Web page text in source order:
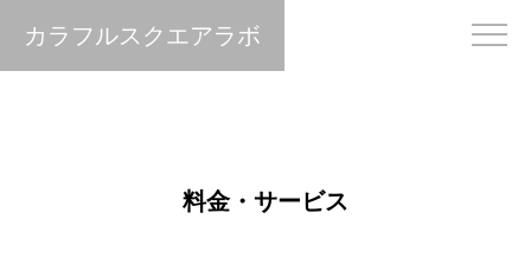
カラフルスクエアラボ
料金・サービス